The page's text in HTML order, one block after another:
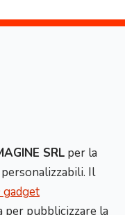
SRL per la
Il
gadget
per pubblicizzare la